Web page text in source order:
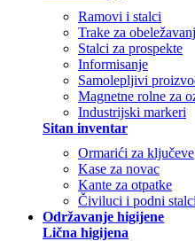
Ramovi i stalci
Trake za
Stalci za prospekte
Informisanje
Samolepljivi
Magnetne rolne za
Industrijski markeri
Sitan inventar
Ormarići za ključeve
Kase za novac
Kante za otpatke
Čiviluci i podni stalci
Održavanje higijene
Lična higijena